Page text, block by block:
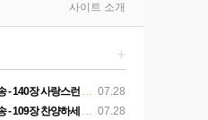
사이트 소개
+
07.28
장 사랑스런 나의 신랑
07.28
찬양하세 주의 승리